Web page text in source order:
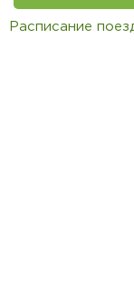
Расписание